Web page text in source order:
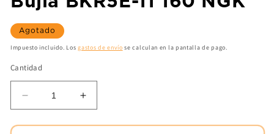
Agotado
Impuesto incluido. Losgastos de envío se calculan en la pantalla de pago.
Cantidad
Reducir
cantidad
para
Aumentar
cantidad
para